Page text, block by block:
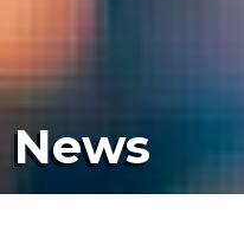
News